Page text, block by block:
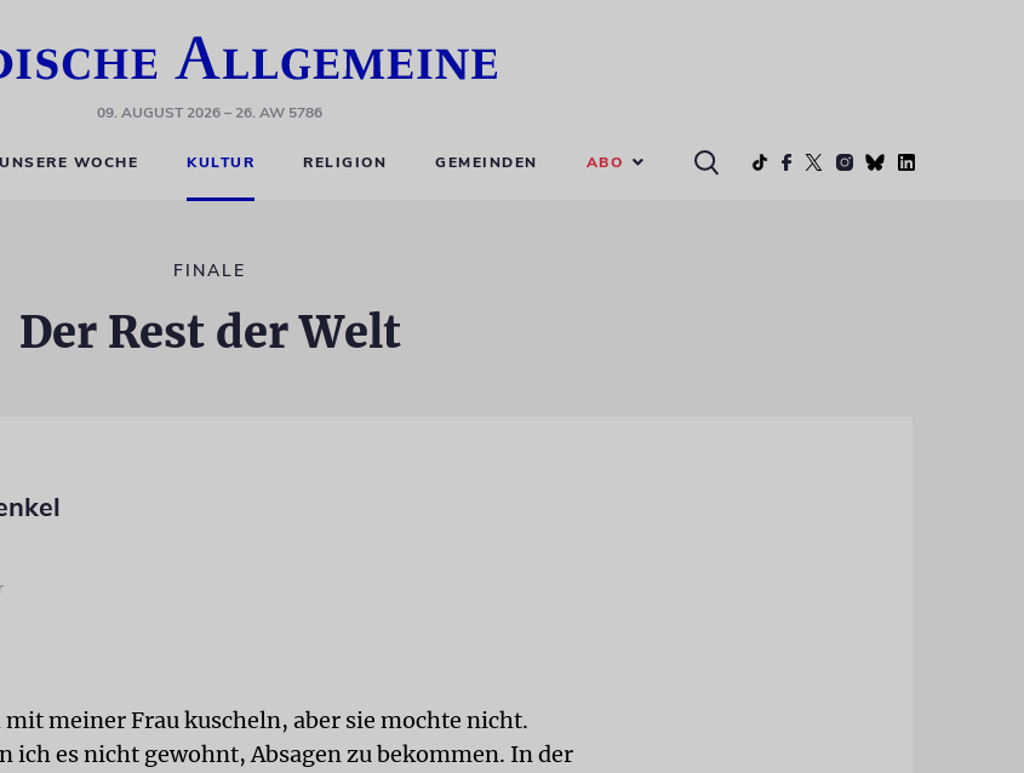
09. AUGUST 2026– 26. AW 5786
UNSERE WOCHE KULTUR RELIGION GEMEINDEN ABO
FINALE
Der Rest der Welt
meiner Frau kuscheln, aber sie mochte nicht.
ich es nicht gewohnt, Absagen zu bekommen. In der